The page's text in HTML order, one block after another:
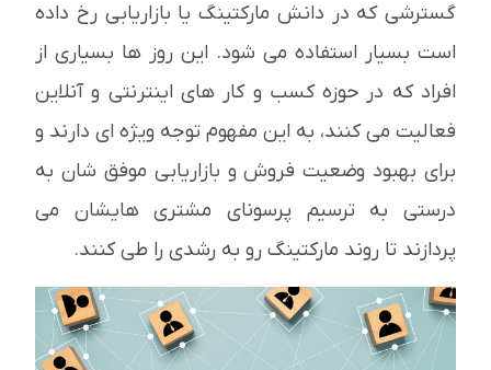
گسترشی که در دانش مارکتینگ یا بازاریابی رخ داده
است بسیار استفاده می شود. این روز ها بسیاری از
افراد که در حوزه کسب و کار های اینترنتی و آنلاین
فعالیت می کنند، به این مفهوم توجه ویژه ای دارند و
برای بهبود وضعیت فروش و بازاریابی موفق شان به
درستی به ترسیم پرسونای مشتری هایشان می
پردازند تا روند مارکتینگ رو به رشدی را طی کنند.